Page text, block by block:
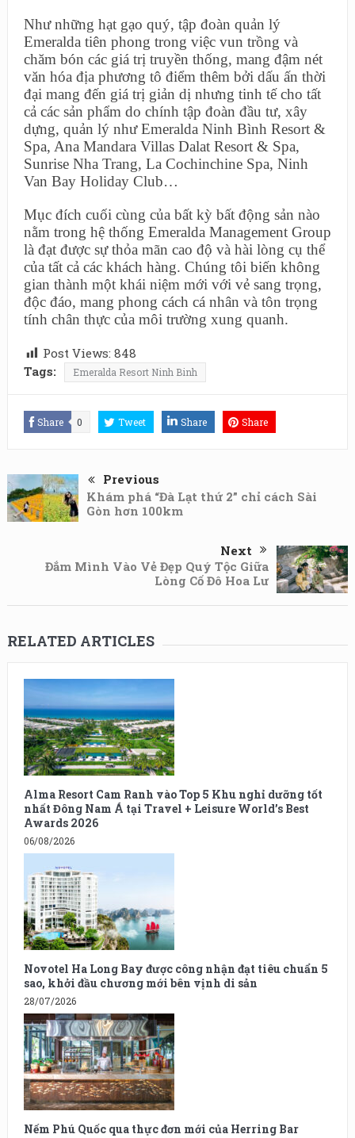
Như những hạt gạo quý, tập đoàn quản lý
Emeralda tiên phong trong việc vun trồng và
chăm bón các giá trị truyền thống, mang đậm nét
văn hóa địa phương tô điểm thêm bởi dấu ấn thời
đại mang đến giá trị giản dị nhưng tinh tế cho tất
cả các sản phẩm do chính tập đoàn đầu tư, xây
dựng, quản lý như Emeralda Ninh Bình Resort &
Spa, Ana Mandara Villas Dalat Resort & Spa,
Sunrise Nha Trang, La Cochinchine Spa, Ninh
Van Bay Holiday Club…
Mục đích cuối cùng của bất kỳ bất động sản nào
nằm trong hệ thống Emeralda Management Group
là đạt được sự thỏa mãn cao độ và hài lòng cụ thể
của tất cả các khách hàng. Chúng tôi biến không
gian thành một khái niệm mới với vẻ sang trọng,
độc đáo, mang phong cách cá nhân và tôn trọng
tính chân thực của môi trường xung quanh.
Post Views: 848
Tags:
Emeralda Resort Ninh Binh
Share 0 Tweet Share Share
Previous
Khám phá “Đà Lạt thứ 2” chỉ cách Sài
Gòn hơn 100km
Next
Đắm Mình Vào Vẻ Đẹp Quý Tộc Giữa
Lòng Cố Đô Hoa Lư
RELATED ARTICLES
Alma Resort Cam Ranh vào Top 5 Khu nghỉ dưỡng tốt
nhất Đông Nam Á tại Travel + Leisure World’s Best
Awards 2026
06/08/2026
Novotel Ha Long Bay được công nhận đạt tiêu chuẩn 5
sao, khởi đầu chương mới bên vịnh di sản
28/07/2026
Nếm Phú Quốc qua thực đơn mới của Herring Bar